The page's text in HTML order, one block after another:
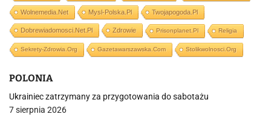
Wolnemedia.net Mysl-Polska.pl Twojapogoda.pl
Dobrewiadomosci.net.pl Zdrowie Prisonplanet.pl Religia
Sekrety-Zdrowia.org Gazetawarszawska.com Stolikwolnosci.org
POLONIA
Ukrainiec zatrzymany za przygotowania do sabotażu
7 sierpnia 2026